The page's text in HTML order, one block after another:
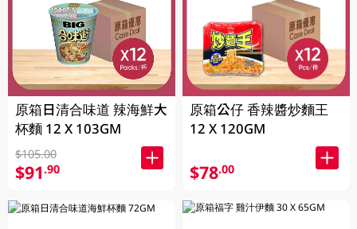
原箱日清合味道 辣海鮮大
杯麵 12 X 103GM
$105.00
$91.90
原箱公仔 香辣醬炒麵王
12 X 120GM
$78.00